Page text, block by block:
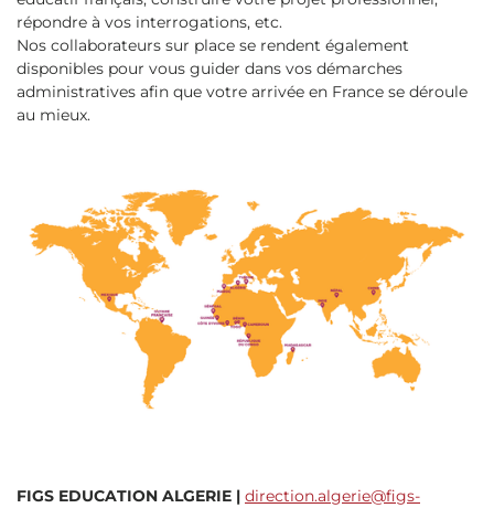
répondre à vos interrogations, etc.
Nos collaborateurs sur place se rendent également
disponibles pour vous guider dans vos démarches
administratives afin que votre arrivée en France se déroule
au mieux.
FIGS EDUCATION ALGERIE | direction.algerie@figs-